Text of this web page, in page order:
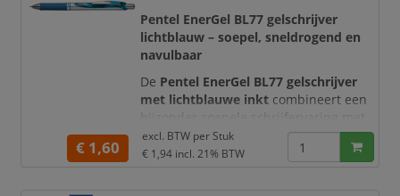
schrijven
Met de Quantore Eras
Pentel EnerGel BL77 gelschrijver
lichtblauw – soepel, sneldrogend en
navulbaar
De Pentel EnerGel BL77 gelschrijver
met lichtblauwe inkt combineert een
bijzonder soepele schrijfervaring met
een korte droogtijd. De originele Pentel
EnerGel-inkt vloeit gelijkmatig over het
€ 1,60
excl. BTW per Stuk
€ 1,94 incl. 21% BTW